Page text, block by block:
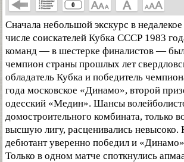
0
Сначала небольшой экскурс в
числе соискателей Кубка СССР 1983
команд — в шестерке финалистов —
чемпион страны прошлых лет
обладатель Кубка и победитель
года московское «Динамо», второй
одесский «Медин». Шансы
домостроительного комбината, только
высшую лигу, расценивались невысоко.
дебютант уверенно победил и
Только в одном матче споткнулись